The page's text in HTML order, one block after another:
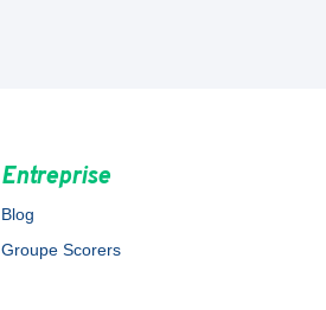
Entreprise
Blog
Groupe Scorers